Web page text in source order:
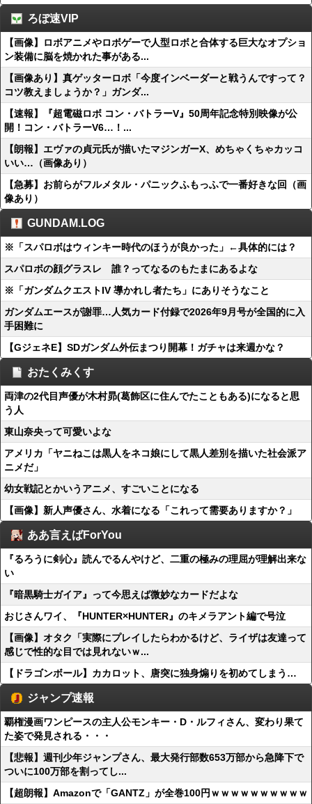
ろぼ速VIP
【画像】ロボアニメやロボゲーで人型ロボと合体する巨大なオプショ
ン装備に脳を焼かれた事がある...
【画像あり】真ゲッターロボ「今度インベーダーと戦うんですって？
コツ教えましょうか？」ガンダ...
【速報】『超電磁ロボ コン・バトラーV』50周年記念特別映像が公
開！コン・バトラーV6…！...
【朗報】エヴァの貞元氏が描いたマジンガーX、めちゃくちゃカッコ
いい…（画像あり）
【急募】お前らがフルメタル・パニックふもっふで一番好きな回（画
像あり）
GUNDAM.LOG
※「スパロボはウィンキー時代のほうが良かった」←具体的には？
スパロボの顔グラスレ 誰？ってなるのもたまにあるよな
※「ガンダムクエストIV 導かれし者たち」にありそうなこと
ガンダムエースが謝罪…人気カード付録で2026年9月号が全国的に入
手困難に
【GジェネE】SDガンダム外伝まつり開幕！ガチャは来週かな？
おたくみくす
両津の2代目声優が木村昴(葛飾区に住んでたこともある)になると思
う人
東山奈央って可愛いよな
アメリカ「ヤニねこは黒人をネコ娘にして黒人差別を描いた社会派ア
ニメだ」
幼女戦記とかいうアニメ、すごいことになる
【画像】新人声優さん、水着になる「これって需要ありますか？」
ああ言えばForYou
『るろうに剣心』読んでるんやけど、二重の極みの理屈が理解出来な
い
『暗黒騎士ガイア』って今思えば微妙なカードだよな
おじさんワイ、『HUNTER×HUNTER』のキメラアント編で号泣
【画像】オタク「実際にプレイしたらわかるけど、ライザは友達って
感じで性的な目では見れないｗ...
【ドラゴンボール】カカロット、唐突に独身煽りを初めてしまう…
ジャンプ速報
覇権漫画ワンピースの主人公モンキー・D・ルフィさん、変わり果て
た姿で発見される・・・
【悲報】週刊少年ジャンプさん、最大発行部数653万部から急降下で
ついに100万部を割ってし...
【超朗報】Amazonで「GANTZ」が全巻100円ｗｗｗｗｗｗｗｗｗｗ